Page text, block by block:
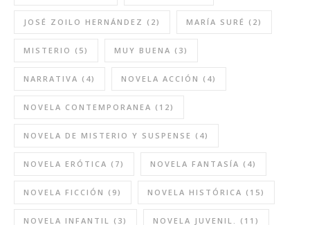
JOSÉ ZOILO HERNÁNDEZ (2) MARÍA SURÉ (2)
MISTERIO (5) MUY BUENA (3)
NARRATIVA (4) NOVELA ACCIÓN (4)
NOVELA CONTEMPORANEA (12)
NOVELA DE MISTERIO Y SUSPENSE (4)
NOVELA ERÓTICA (7) NOVELA FANTASÍA (4)
NOVELA FICCIÓN (9) NOVELA HISTÓRICA (15)
NOVELA INFANTIL (3) NOVELA JUVENIL. (11)